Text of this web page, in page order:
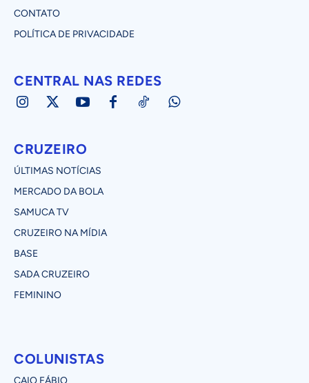
CONTATO
POLÍTICA DE PRIVACIDADE
CENTRAL NAS REDES
CRUZEIRO
ÚLTIMAS NOTÍCIAS
MERCADO DA BOLA
SAMUCA TV
CRUZEIRO NA MÍDIA
BASE
SADA CRUZEIRO
FEMININO
COLUNISTAS